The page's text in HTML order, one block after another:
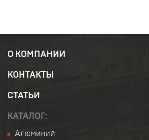
О КОМПАНИИ
КОНТАКТЫ
СТАТЬИ
КАТАЛОГ:
Алюминий